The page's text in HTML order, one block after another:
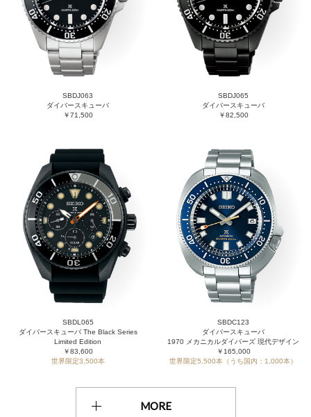
SBDJ063
ダイバースキューバ
￥71,500
SBDJ065
ダイバースキューバ
￥82,500
SBDL065
ダイバースキューバ The Black Series
Limited Edition
￥83,600
世界限定3,500本
SBDC123
ダイバースキューバ
1970 メカニカルダイバーズ 現代デザイン
￥165,000
世界限定5,500本（うち国内：1,000本）
MORE